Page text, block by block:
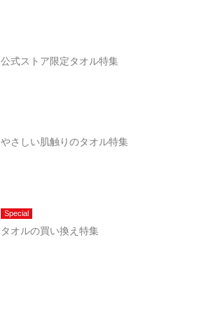
公式ストア限定タオル特集
やさしい肌触りのタオル特集
Special
タオルの買い換え特集